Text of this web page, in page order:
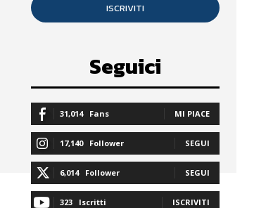
ISCRIVITI
Seguici
31,014 Fans MI PIACE
17,140 Follower SEGUI
6,014 Follower SEGUI
323 Iscritti ISCRIVITI